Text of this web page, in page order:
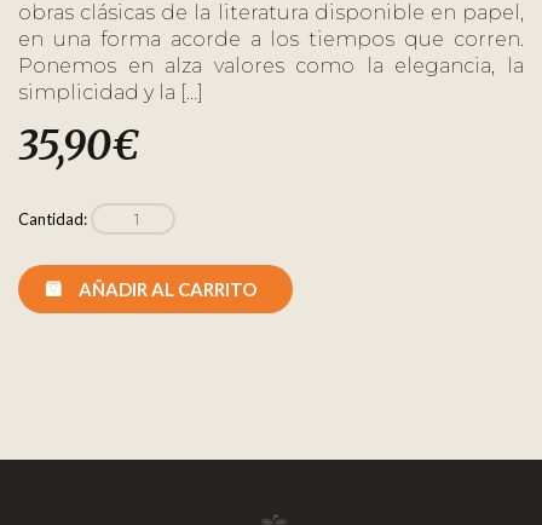
obras clásicas de la literatura disponible en papel,
en una forma acorde a los tiempos que corren.
Ponemos en alza valores como la elegancia, la
simplicidad y la […]
35,90€
Cantidad:
AÑADIR AL CARRITO